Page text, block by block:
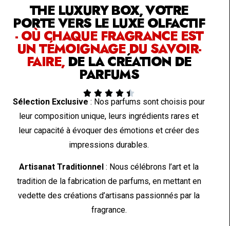
THE LUXURY BOX, VOTRE
PORTE VERS LE LUXE OLFACTIF
- OÙ CHAQUE FRAGRANCE EST
UN TÉMOIGNAGE DU SAVOIR-
FAIRE,DE LA CRÉATION DE
PARFUMS
    
Sélection Exclusive : Nos parfums sont choisis pour
leur composition unique, leurs ingrédients rares et
leur capacité à évoquer des émotions et créer des
impressions durables.
Artisanat Traditionnel : Nous célébrons l’art et la
tradition de la fabrication de parfums, en mettant en
vedette des créations d’artisans passionnés par la
fragrance.